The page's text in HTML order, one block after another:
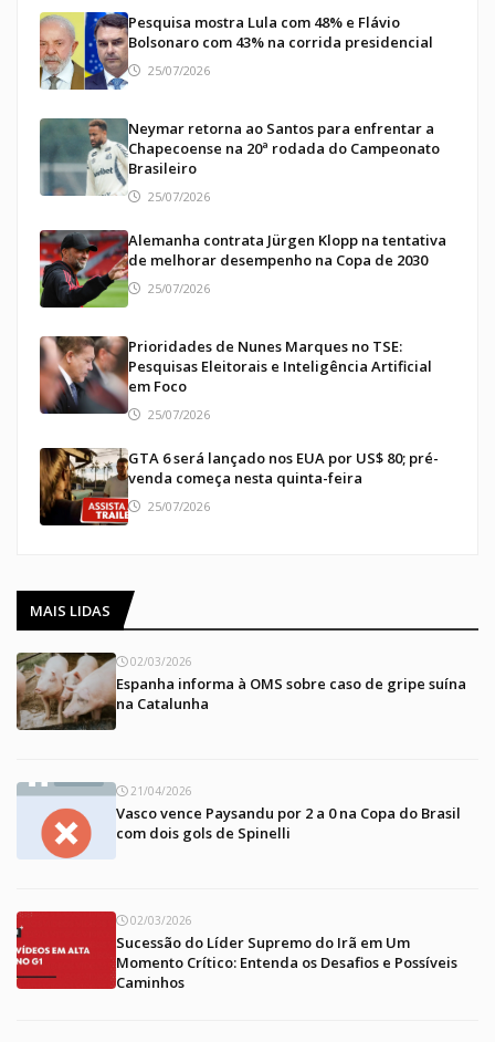
Pesquisa mostra Lula com 48% e Flávio
Bolsonaro com 43% na corrida presidencial
25/07/2026
Neymar retorna ao Santos para enfrentar a
Chapecoense na 20ª rodada do Campeonato
Brasileiro
25/07/2026
Alemanha contrata Jürgen Klopp na tentativa
de melhorar desempenho na Copa de 2030
25/07/2026
Prioridades de Nunes Marques no TSE:
Pesquisas Eleitorais e Inteligência Artificial
em Foco
25/07/2026
GTA 6 será lançado nos EUA por US$ 80; pré-
venda começa nesta quinta-feira
25/07/2026
MAIS LIDAS
02/03/2026
Espanha informa à OMS sobre caso de gripe suína
na Catalunha
21/04/2026
Vasco vence Paysandu por 2 a 0 na Copa do Brasil
com dois gols de Spinelli
02/03/2026
Sucessão do Líder Supremo do Irã em Um
Momento Crítico: Entenda os Desafios e Possíveis
Caminhos